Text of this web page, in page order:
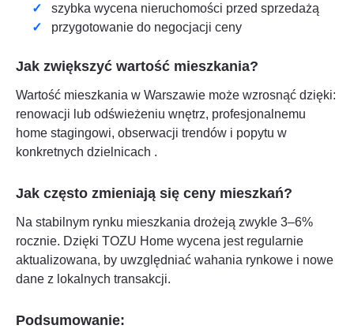
szybka wycena nieruchomości przed sprzedażą
przygotowanie do negocjacji ceny
Jak zwiększyć wartość mieszkania?
Wartość mieszkania w Warszawie może wzrosnąć dzięki:
renowacji lub odświeżeniu wnętrz, profesjonalnemu
home stagingowi, obserwacji trendów i popytu w
konkretnych dzielnicach .
Jak często zmieniają się ceny mieszkań?
Na stabilnym rynku mieszkania drożeją zwykle 3–6%
rocznie. Dzięki TOZU Home wycena jest regularnie
aktualizowana, by uwzględniać wahania rynkowe i nowe
dane z lokalnych transakcji.
Podsumowanie: